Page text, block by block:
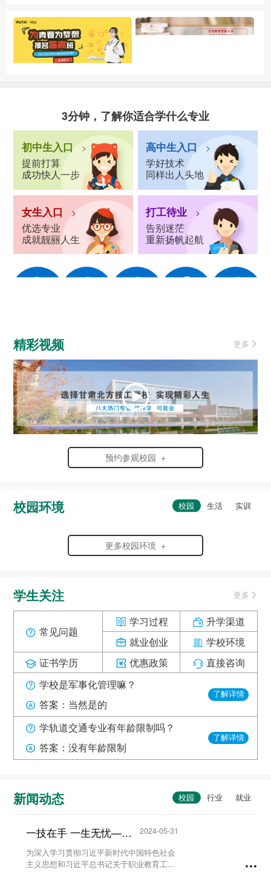
3分钟，了解你适合学什么专业
初中生入口 >
提前打算
成功快人一步
高中生入口 >
学好技术
同样出人头地
女生入口 >
优选专业
成就靓丽人生
打工待业 >
告别迷茫
重新扬帆起航
精彩视频 更多
预约参观校园 +
校园环境
更多校园环境 +
学生关注 更多
常见问题
学习过程
就业创业
升学渠道
学校环境
证书学历
优惠政策
直接咨询
学校是军事化管理嘛？
答案：当然是的
了解详情
学轨道交通专业有年龄限制吗？
答案：没有年龄限制
了解详情
新闻动态
一技在手 一生无忧——甘肃秦陇技工学校职教活动周系列活动...
2024-05-31
为深入学习贯彻习近平新时代中国特色社会
主义思想和习近平总书记关于职业教育工作